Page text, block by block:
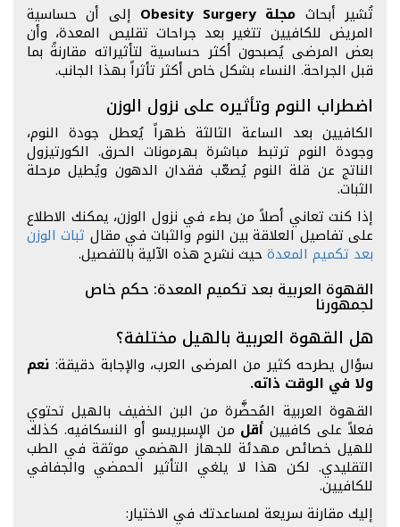
تُشير أبحاث مجلة Obesity Surgery إلى أن حساسية
المريض للكافيين تتغير بعد جراحات تقليص المعدة، وأن
بعض المرضى يُصبحون أكثر حساسية لتأثيراته مقارنةً بما
قبل الجراحة. النساء بشكل خاص أكثر تأثراً بهذا الجانب.
اضطراب النوم وتأثيره على نزول الوزن
الكافيين بعد الساعة الثالثة ظهراً يُعطل جودة النوم،
وجودة النوم ترتبط مباشرة بهرمونات الحرق. الكورتيزول
الناتج عن قلة النوم يُصعّب فقدان الدهون ويُطيل مرحلة
الثبات.
إذا كنت تعاني أصلاً من بطء في نزول الوزن، يمكنك الاطلاع
على تفاصيل العلاقة بين النوم والثبات في مقال ثبات الوزن
بعد تكميم المعدة حيث نشرح هذه الآلية بالتفصيل.
القهوة العربية بعد تكميم المعدة: حكم خاص
لجمهورنا
هل القهوة العربية بالهيل مختلفة؟
سؤال يطرحه كثير من المرضى العرب، والإجابة دقيقة: نعم
ولا في الوقت ذاته.
القهوة العربية المُحضَّرة من البن الخفيف بالهيل تحتوي
فعلاً على كافيين أقل من الإسبريسو أو النسكافيه. كذلك
للهيل خصائص مهدئة للجهاز الهضمي موثقة في الطب
التقليدي. لكن هذا لا يلغي التأثير الحمضي والجفافي
للكافيين.
إليك مقارنة سريعة لمساعدتك في الاختيار: